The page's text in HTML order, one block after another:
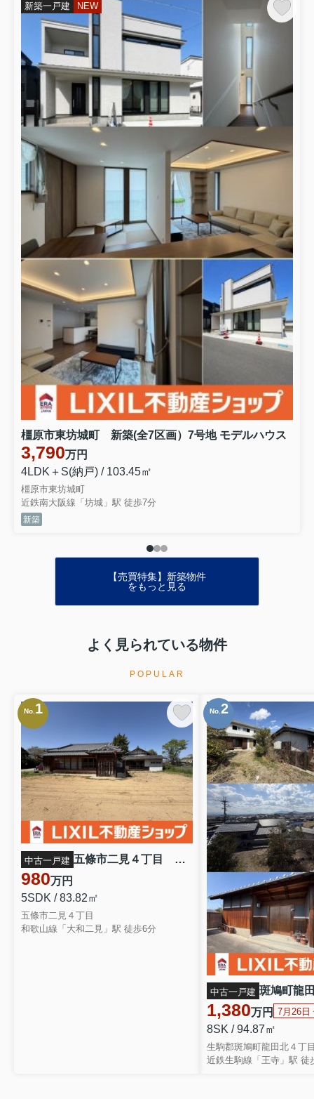
新築一戸建 NEW
橿原市東坊城町 新築(全7区画）7号地 モデルハウス
3,790万円
4LDK＋S(納戸) / 103.45㎡
橿原市東坊城町
近鉄南大阪線「坊城」駅 徒歩7分
新築
【売買特集】新築物件
をもっと見る
よく見られている物件
POPULAR
No. 1
中古一戸建 五條市二見４丁目 中古戸建
980万円
5SDK / 83.82㎡
五條市二見４丁目
和歌山線「大和二見」駅 徒歩6分
No. 2
中古一戸建
1,380万円 7月26日
8SK / 94.87㎡
生駒郡斑鳩町龍田北４丁
近鉄生駒線「王寺」駅 徒